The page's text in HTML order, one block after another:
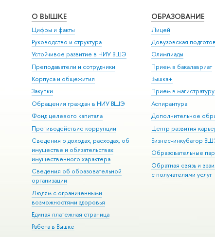
О ВЫШКЕ
Цифры и факты
Руководство и структура
Устойчивое развитие в НИУ ВШЭ
Преподаватели и сотрудники
Корпуса и общежития
Закупки
Обращения граждан в НИУ ВШЭ
Фонд целевого капитала
Противодействие коррупции
Сведения о доходах, расходах, об
имуществе и обязательствах
имущественного характера
Сведения об образовательной
организации
Людям с ограниченными
возможностями здоровья
Единая платежная страница
Работа в Вышке
ОБРАЗОВАНИЕ
Лицей
Довузовская
Олимпиады
Прием в бакалавриат
Вышка+
Прием в магистратуру
Аспирантура
Дополнительное
Центр развития
Бизнес-инкубатор
Образовательные
Обратная связь и
с получателями услуг